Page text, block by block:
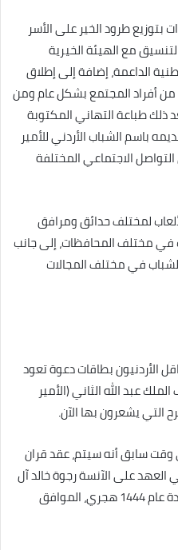
بتوزيع طرود الخير على الأسر
مع الهيئة الخيرية
الداعمة، إضافة إلى إطلاق
من أفراد المجتمع بشكل عام ومن
ذلك طباعة التهاني المكتوبة
باسم الشباب الأردني للأمير
الاجتماعي المختلفة
لمختلف حدائق ومرافق
في مختلف المحافظات، إلى جانب
في مختلف المجالات
الأردنيون بطاقات دعوة تعود
عبد الله الثاني (الأمير
التي يشعرون بها الآن.
سابق أنه سيتم، عقد قران
العهد على الآنسة رجوة خالد آل
سيف، في الثاني عشر من ذي القعدة عام 1444 هجري، الموافق